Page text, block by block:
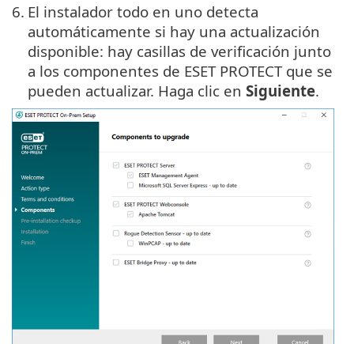
6. El instalador todo en uno detecta
automáticamente si hay una actualización
disponible: hay casillas de verificación junto
a los componentes de ESET PROTECT que se
pueden actualizar. Haga clic en Siguiente.